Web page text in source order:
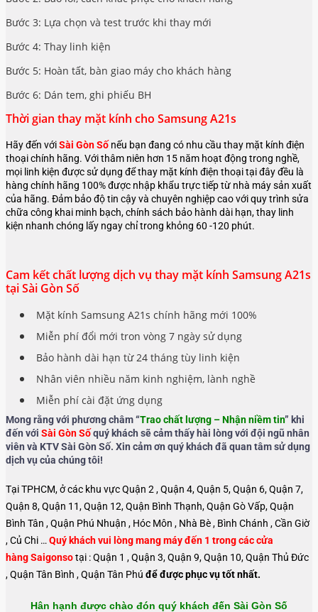
Bước 3: Lựa chọn và test trước khi thay mới
Bước 4: Thay linh kiện
Bước 5: Hoàn tất, bàn giao máy cho khách hàng
Bước 6: Dán tem, ghi phiếu BH
Thời gian thay mặt kính cho Samsung A21s
Hãy đến vớiSài Gòn Số nếu bạn đang có nhu cầu thay mặt kính điện
thoại chính hãng. Với thâm niên hơn 15 năm hoạt động trong nghề,
mọi linh kiện được sử dụng để thay mặt kính điện thoại tại đây đều là
hàng chính hãng 100% được nhập khẩu trực tiếp từ nhà máy sản xuất
của hãng. Đảm bảo độ tin cậy và chuyên nghiệp cao với quy trình sửa
chữa công khai minh bạch, chính sách bảo hành dài hạn, thay linh
kiện nhanh chóng lấy ngay chỉ trong khỏng 60 -120 phút.
Cam kết chất lượng dịch vụ thay mặt kính Samsung A21s
tại Sài Gòn Số
Mặt kính Samsung A21s chính hãng mới 100%
Miễn phí đổi mới tron vòng 7 ngày sử dụng
Bảo hành dài hạn từ 24 tháng tùy linh kiện
Nhân viên nhiều năm kinh nghiệm, lành nghề
Miễn phí cài đặt ứng dụng
Mong rằng với phương châm “Trao chất lượng – Nhận niềm tin” khi
đến với Sài Gòn Sốquý khách sẽ cảm thấy hài lòng với đội ngũ nhân
viên và KTV Sài Gòn Số. Xin cảm ơn quý khách đã quan tâm sử dụng
dịch vụ của chúng tôi!
Tại TPHCM, ở các khu vực Quận 2 , Quận 4, Quận 5, Quận 6, Quận 7,
Quận 8, Quận 11, Quận 12, Quận Bình Thạnh, Quận Gò Vấp, Quận
Bình Tân , Quận Phú Nhuận , Hóc Môn , Nhà Bè , Bình Chánh , Cần Giờ
, Củ Chi …Quý khách vui lòng mang máy đến 1 trong các cửa
hàng Saigonsotại : Quận 1 , Quận 3, Quận 9, Quận 10, Quận Thủ Đức
, Quận Tân Bình , Quận Tân Phú để được phục vụ tốt nhất.
Hân hạnh được chào đón quý khách đến Sài Gòn Số